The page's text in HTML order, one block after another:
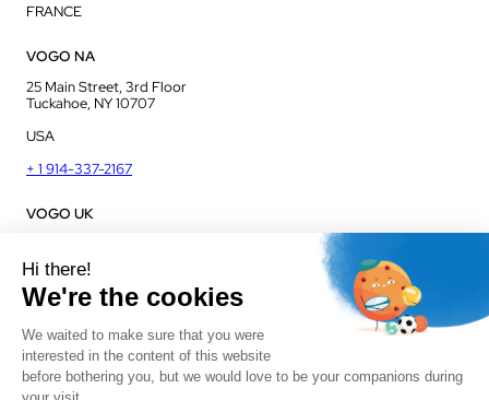
FRANCE
VOGO NA
25 Main Street, 3rd Floor
Tuckahoe, NY 10707
USA
+ 1 914-337-2167
VOGO UK
Commerce Park
Frome, BA11 2FQ
UK
+ 44 1225 421 400